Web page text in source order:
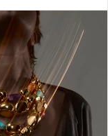
À l’approche des
s’impose comme une
main s’affirme
alternative désirable,
assumée. C’est
que JAIIO s’impose
clés de la revente
les univers de la